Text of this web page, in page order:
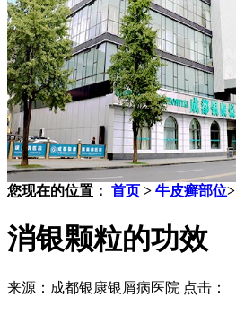
您现在的位置： 首页 > 牛皮癣部位>
消银颗粒的功效
来源：成都银康银屑病医院 点击：